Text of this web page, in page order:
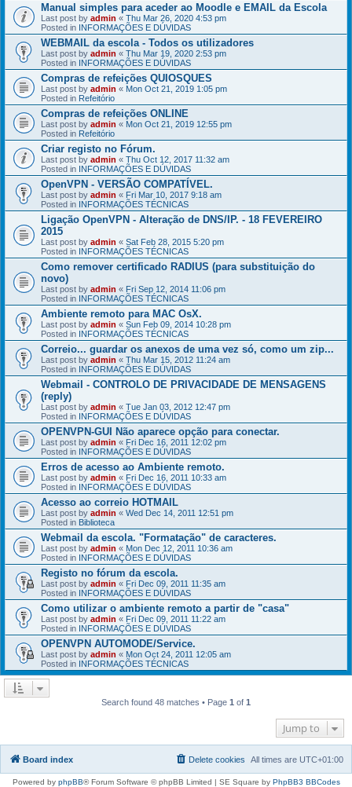
Manual simples para aceder ao Moodle e EMAIL da Escola
Last post by admin « Thu Mar 26, 2020 4:53 pm
Posted in INFORMAÇÕES E DÚVIDAS
WEBMAIL da escola - Todos os utilizadores
Last post by admin « Thu Mar 19, 2020 2:53 pm
Posted in INFORMAÇÕES E DÚVIDAS
Compras de refeições QUIOSQUES
Last post by admin « Mon Oct 21, 2019 1:05 pm
Posted in Refeitório
Compras de refeições ONLINE
Last post by admin « Mon Oct 21, 2019 12:55 pm
Posted in Refeitório
Criar registo no Fórum.
Last post by admin « Thu Oct 12, 2017 11:32 am
Posted in INFORMAÇÕES E DÚVIDAS
OpenVPN - VERSÃO COMPATÍVEL.
Last post by admin « Fri Mar 10, 2017 9:18 am
Posted in INFORMAÇÕES TÉCNICAS
Ligação OpenVPN - Alteração de DNS/IP. - 18 FEVEREIRO
2015
Last post by admin « Sat Feb 28, 2015 5:20 pm
Posted in INFORMAÇÕES TÉCNICAS
Como remover certificado RADIUS (para substituição do
novo)
Last post by admin « Fri Sep 12, 2014 11:06 pm
Posted in INFORMAÇÕES TÉCNICAS
Ambiente remoto para MAC OsX.
Last post by admin « Sun Feb 09, 2014 10:28 pm
Posted in INFORMAÇÕES TÉCNICAS
Correio... guardar os anexos de uma vez só, como um zip...
Last post by admin « Thu Mar 15, 2012 11:24 am
Posted in INFORMAÇÕES E DÚVIDAS
Webmail - CONTROLO DE PRIVACIDADE DE MENSAGENS
(reply)
Last post by admin « Tue Jan 03, 2012 12:47 pm
Posted in INFORMAÇÕES E DÚVIDAS
OPENVPN-GUI Não aparece opção para conectar.
Last post by admin « Fri Dec 16, 2011 12:02 pm
Posted in INFORMAÇÕES E DÚVIDAS
Erros de acesso ao Ambiente remoto.
Last post by admin « Fri Dec 16, 2011 10:33 am
Posted in INFORMAÇÕES E DÚVIDAS
Acesso ao correio HOTMAIL
Last post by admin « Wed Dec 14, 2011 12:51 pm
Posted in Biblioteca
Webmail da escola. "Formatação" de caracteres.
Last post by admin « Mon Dec 12, 2011 10:36 am
Posted in INFORMAÇÕES E DÚVIDAS
Registo no fórum da escola.
Last post by admin « Fri Dec 09, 2011 11:35 am
Posted in INFORMAÇÕES E DÚVIDAS
Como utilizar o ambiente remoto a partir de "casa"
Last post by admin « Fri Dec 09, 2011 11:22 am
Posted in INFORMAÇÕES E DÚVIDAS
OPENVPN AUTOMODE/Service.
Last post by admin « Mon Oct 24, 2011 12:05 am
Posted in INFORMAÇÕES TÉCNICAS
Search found 48 matches • Page 1 of 1
Jump to
Board index All times are UTC+01:00
Delete cookies
Powered by phpBB® Forum Software © phpBB Limited | SE Square by PhpBB3 BBCodes